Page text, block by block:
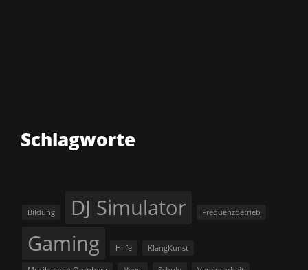
Schlagworte
Bildung DJ Simulator Frequenzbetrieb
Gaming Hilfe KlangKunst